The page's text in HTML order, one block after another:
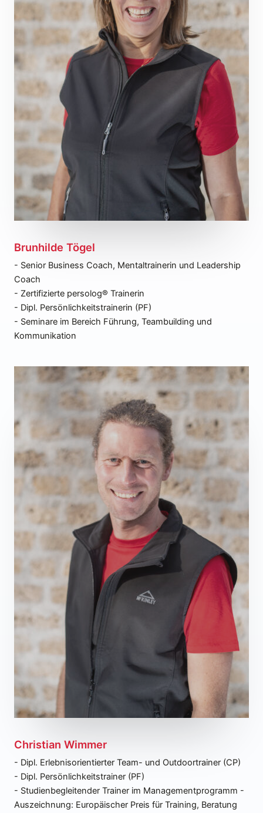
Brunhilde Tögel
- Senior Business Coach, Mentaltrainerin und Leadership
Coach
- Zertifizierte persolog® Trainerin
- Dipl. Persönlichkeitstrainerin (PF)
- Seminare im Bereich Führung, Teambuilding und
Kommunikation
Christian Wimmer
- Dipl. Erlebnisorientierter Team- und Outdoortrainer (CP)
- Dipl. Persönlichkeitstrainer (PF)
- Studienbegleitender Trainer im Managementprogramm -
Auszeichnung: Europäischer Preis für Training, Beratung